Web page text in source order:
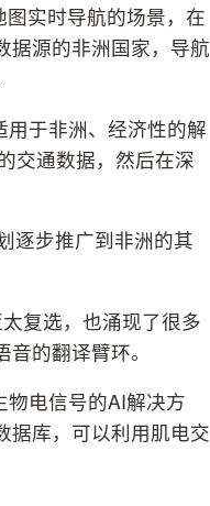
实时导航的场景，在
据源的非洲国家，导航
于非洲、经济性的解
交通数据，然后在深
逐步推广到非洲的其
复选，也涌现了很多
的翻译臂环。
物电信号的AI解决方
据库，可以利用肌电交